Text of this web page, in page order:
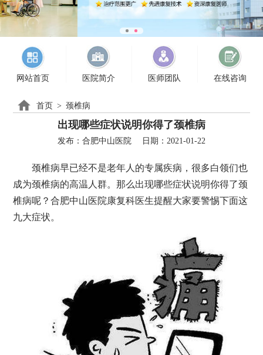
网站首页 医院简介 医师团队 在线咨询
首页 >颈椎病
出现哪些症状说明你得了颈椎病
发布：合肥中山医院 日期：2021-01-22
颈椎病早已经不是老年人的专属疾病，很多白领们也
成为颈椎病的高温人群。那么出现哪些症状说明你得了颈
椎病呢？合肥中山医院康复科医生提醒大家要警惕下面这
九大症状。